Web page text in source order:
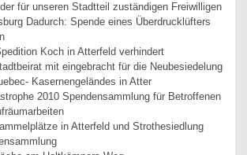
für unseren Stadtteil zuständigen Freiwilligen
Dadurch: Spende eines Überdrucklüfters
Koch in Atterfeld verhindert
mit eingebracht für die Neubesiedelung
Kasernengeländes in Atter
2010 Spendensammlung für Betroffenen
in Atterfeld und Strothesiedlung